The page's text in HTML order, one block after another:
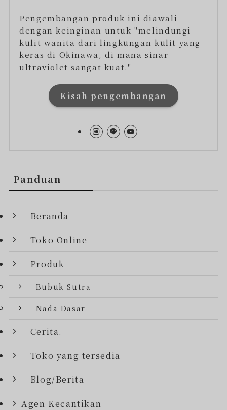
Pengembangan produk ini diawali
dengan keinginan untuk "melindungi
kulit wanita dari lingkungan kulit yang
keras di Okinawa, di mana sinar
ultraviolet sangat kuat."
Kisah pengembangan
Panduan
Beranda
Toko Online
Produk
Bubuk Sutra
Nada Dasar
Cerita.
Toko yang tersedia
Blog/Berita
Agen Kecantikan